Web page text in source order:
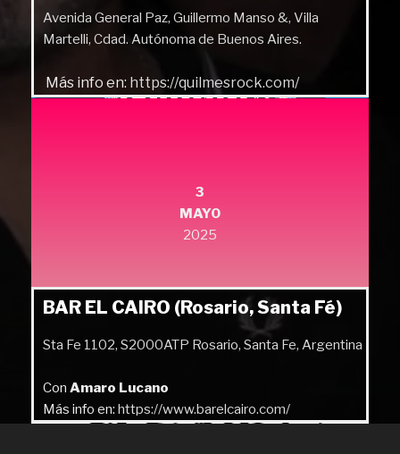
Avenida General Paz, Guillermo Manso &, Villa
Martelli, Cdad. Autónoma de Buenos Aires.
Más info en: https://quilmesrock.com/
3
MAYO
2025
BAR EL CAIRO (Rosario, Santa Fé)
Sta Fe 1102, S2000ATP Rosario, Santa Fe, Argentina
Con Amaro Lucano
Más info en: https://www.barelcairo.com/